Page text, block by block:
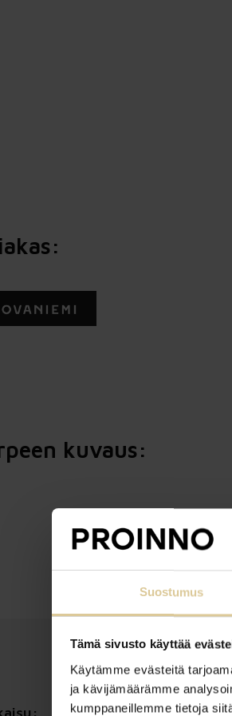
Suostumus
Tämä sivusto käyttää
Käytämme evästeitä
ja kävijämäärämme
kumppaneillemme tietoja
kuvaus: